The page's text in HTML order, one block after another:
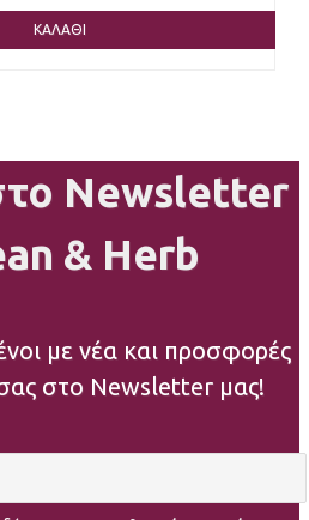
ΚΑΛΆΘΙ
Newsletter
& Herb
με νέα και προσφορές
στο Newsletter μας!